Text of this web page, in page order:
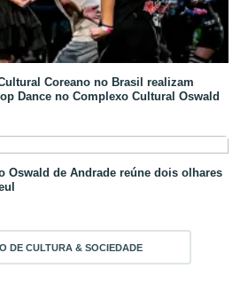
Coreano no Brasil realizam
Dance no Complexo Cultural Oswald
Oswald de Andrade reúne dois olhares
DE CULTURA & SOCIEDADE